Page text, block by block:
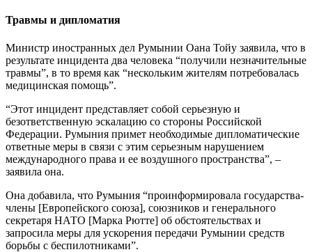
Травмы и дипломатия
Министр иностранных дел Румынии Оана Тойу заявила, что в
результате инцидента два человека “получили незначительные
травмы”, в то время как “нескольким жителям потребовалась
медицинская помощь”.
“Этот инцидент представляет собой серьезную и
безответственную эскалацию со стороны Российской
Федерации. Румыния примет необходимые дипломатические
ответные меры в связи с этим серьезным нарушением
международного права и ее воздушного пространства”, –
заявила она.
Она добавила, что Румыния “проинформировала государства-
члены [Европейского союза], союзников и генерального
секретаря НАТО [Марка Рютте] об обстоятельствах и
запросила меры для ускорения передачи Румынии средств
борьбы с беспилотниками”.